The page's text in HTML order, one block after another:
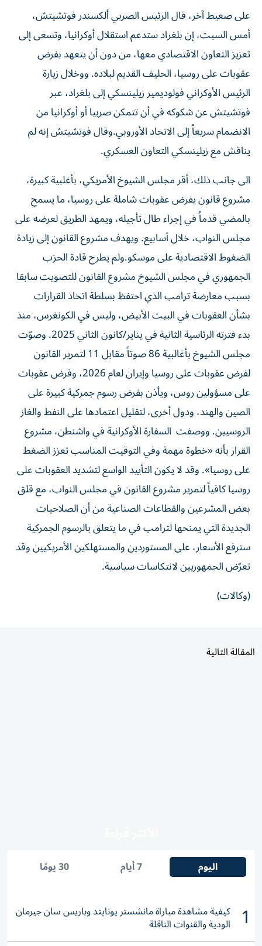
على صعيط آخر، قال الرئيس الصربي ألكسندر فوتشيتش،
أمس السبت، إن بلغراد ستدعم استقلال أوكرانيا، وتسعى إلى
تعزيز التعاون الاقتصادي معها، من دون أن ‌يتعهد بفرض
عقوبات على روسيا، الحليف القديم لبلاده. ووخلال زيارة
الرئيس الأوكراني فولوديمير ​زيلينسكي إلى بلغراد، عبر
فوتشيتش عن شكوكه في أن تتمكن صربيا أو أوكرانيا ‌من
الانضمام سريعاً إلى الاتحاد الأوروبي.وقال فوتشيتش إنه لم
يناقش مع زيلينسكي التعاون العسكري.
الى جانب ذلك، أقر مجلس الشيوخ الأمريكي، بأغلبية كبيرة،
مشروع قانون يفرض عقوبات شاملة على روسيا، ما يسمح
بالمضي قدماً في إجراء طال تأجيله، ويمهد الطريق لعرضه على
مجلس النواب، خلال أسابيع. ويهدف مشروع القانون إلى زيادة
الضغوط الاقتصادية ​على موسكو.ولم يطرح قادة الحزب
الجمهوري في مجلس الشيوخ مشروع القانون للتصويت سابقا
بسبب معارضة ترامب الذي احتفظ بسلطة اتخاذ القرارات
بشأن العقوبات في البيت الأبيض، وليس في الكونغرس، منذ
بدء فترته الرئاسية الثانية في يناير/كانون الثاني 2025. وصوّت
مجلس الشيوخ بأغالبية 86 صوتاً مقابل 11 لتمرير القانون
‌لفرض عقوبات على روسيا وإيران لعام 2026، وفرض عقوبات
على مسؤولين روس، ويأذن بفرض رسوم جمركية كبيرة على
الصين والهند، ودول أخرى، لتقليل اعتمادها على النفط والغاز
الروسيين. ووصفت السفارة الأوكرانية في واشنطن، مشروع
القرار بأنه «خطوة مهمة وفي التوقيت المناسب تعزز الضغط
على روسيا». وقد لا يكون التأييد الواسع لتشديد العقوبات على
روسيا كافياً لتمرير مشروع القانون في مجلس النواب، مع قلق
بعض المشرعين والقطاعات الصناعية من أن الصلاحيات
الجديدة التي يمنحها لترامب في ما يتعلق بالرسوم الجمركية
سترفع الأسعار، على المستوردين والمستهلكين الأمريكيين وقد
تعرّض الجمهوريين لانتكاسات سياسية.
(وكالات)
المقالة التالية
اليوم 7 أيام 30 يومًا
1 كيفية مشاهدة مباراة مانشستر يونايتد وباريس سان جيرمان
الودية والقنوات الناقلة